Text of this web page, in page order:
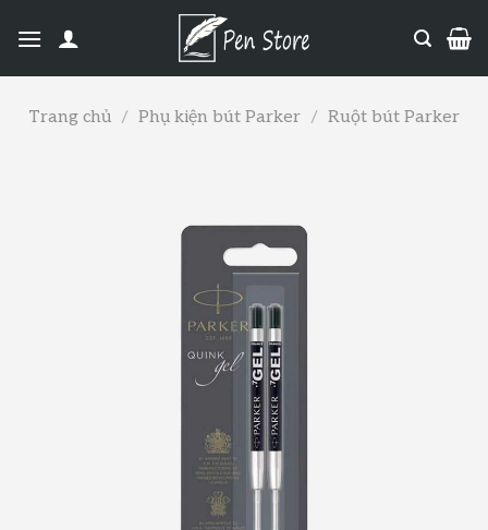
Trang chủ / Phụ kiện bút Parker / Ruột bút Parker